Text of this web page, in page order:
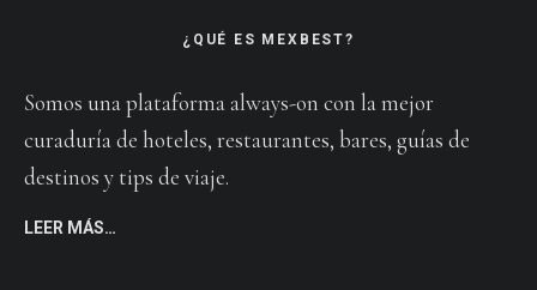
¿QUÉ ES MEXBEST?
Somos una plataforma always-on con la mejor
curaduría de hoteles, restaurantes, bares, guías de
destinos y tips de viaje.
LEER MÁS…